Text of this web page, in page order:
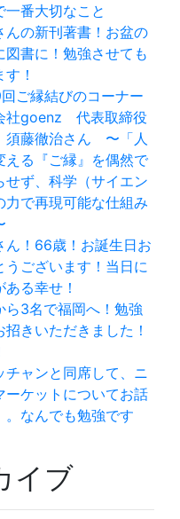
一番大切なこと
んの新刊著書！お盆の
図書に！勉強させても
！
ご縁結びのコーナー
社goenz 代表取締役
藤徹治さん 〜「人
える『ご縁』を偶然で
せず、科学（サイエン
力で再現可能な仕組み
ん！66歳！お誕生日お
うございます！当日に
ある幸せ！
ら3名で福岡へ！勉強
招きいただきました！
チャンと同席して、ニ
ーケットについてお話
。なんでも勉強です
イブ